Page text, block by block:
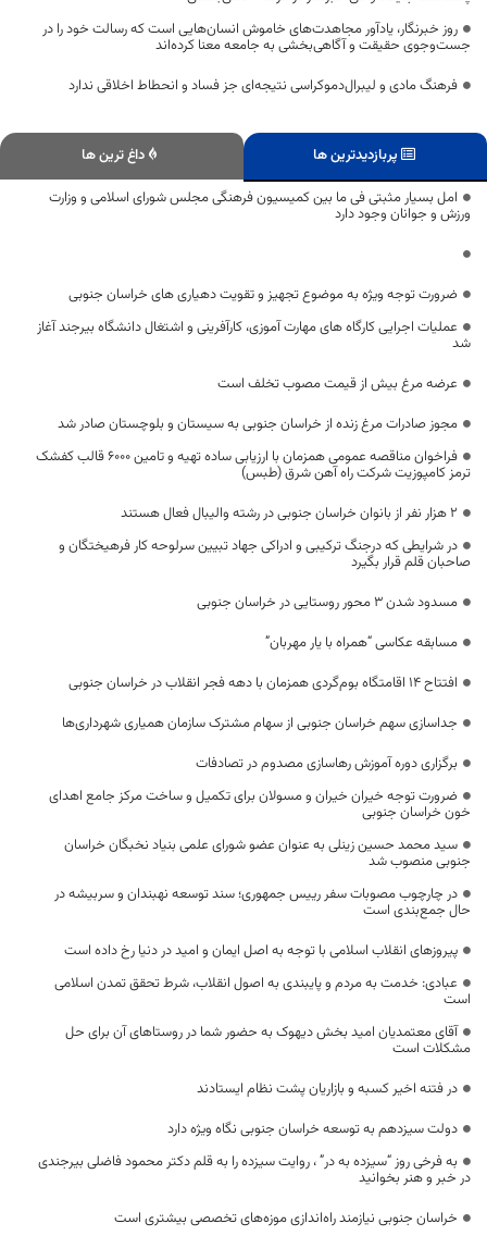
روز خبرنگار، یادآور مجاهدت‌های خاموش انسان‌هایی است که رسالت خود را در
جست‌وجوی حقیقت و آگاهی‌بخشی به جامعه معنا کرده‌اند
فرهنگ مادی و لیبرال‌دموکراسی نتیجه‌ای جز فساد و انحطاط اخلاقی ندارد
پربازدیدترین ها
داغ ترین ها
امل بسیار مثبتی فی ما بین کمیسیون فرهنگی مجلس شورای اسلامی و وزارت
ورزش و جوانان وجود دارد
ضرورت توجه ویژه به موضوع تجهیز و تقویت دهیاری های خراسان جنوبی
عملیات اجرایی کارگاه های مهارت آموزی، کارآفرینی و اشتغال دانشگاه بیرجند آغاز
شد
عرضه مرغ بیش از قیمت مصوب تخلف است
مجوز صادرات مرغ زنده از خراسان جنوبی به سیستان و بلوچستان صادر شد
فراخوان مناقصه عمومی همزمان با ارزیابی ساده تهیه و تامین 6000 قالب کفشک
ترمز کامپوزیت شرکت راه آهن شرق (طبس)
۲ هزار نفر از بانوان خراسان جنوبی در رشته والیبال فعال هستند
در شرایطی که در‌جنگ ترکیبی و ادراکی جهاد تبیین سرلوحه کار فرهیختگان و
صاحبان قلم قرار بگیرد
مسدود شدن 3 محور روستایی در خراسان جنوبی
مسابقه عکاسی “همراه با یار مهربان”
افتتاح 14 اقامتگاه بوم‌گردی همزمان با دهه فجر انقلاب در خراسان جنوبی
جداسازی سهم خراسان جنوبی از سهام مشترک سازمان همیاری شهرداری‌ها
برگزاری دوره آموزش رهاسازی مصدوم در تصادفات
ضرورت توجه خیران خیران و مسولان برای تکمیل و ساخت مرکز جامع اهدای
خون خراسان جنوبی
سید محمد حسین زینلی به عنوان عضو شورای علمی بنیاد نخبگان خراسان
جنوبی منصوب شد
در چارچوب مصوبات سفر رییس جمهوری؛ سند توسعه نهبندان و سربیشه در
حال جمع‌بندی است
پیروزهای انقلاب اسلامی با توجه به اصل ایمان و امید در دنیا رخ داده است
عبادی: خدمت به مردم و پایبندی به اصول انقلاب، شرط تحقق تمدن اسلامی
است
آقای معتمدیان امید بخش دیهوک به حضور شما در روستاهای آن برای حل
مشکلات است
در فتنه اخیر کسبه و بازاریان پشت نظام ایستادند
دولت سیزدهم به توسعه خراسان جنوبی نگاه ویژه دارد
به فرخی روز “سیزده به در” ، روایت سیزده را به قلم دکتر محمود فاضلی بیرجندی
در خبر و هنر بخوانید
خراسان جنوبی نیازمند راه‌اندازی موزه‌های تخصصی بیشتری است